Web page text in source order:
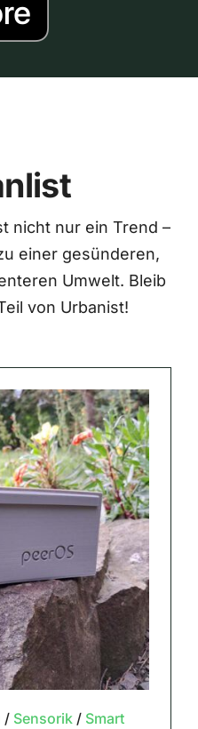
nicht nur ein Trend –
einer gesünderen,
Umwelt. Bleib
von Urbanist!
/ Sensorik/ Smart